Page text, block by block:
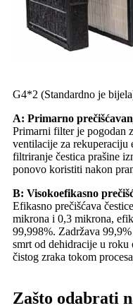
G4*2 (Standardno je
A: Primarno
Primarni filter je pogodan
ventilacije za rekuperaciju
filtriranje čestica prašine
ponovo koristiti nakon
B: Visokoefikasno
Efikasno prečišćava
mikrona i 0,3 mikrona,
99,998%. Zadržava
smrt od dehidracije u roku
čistog zraka tokom
Zašto odabrati